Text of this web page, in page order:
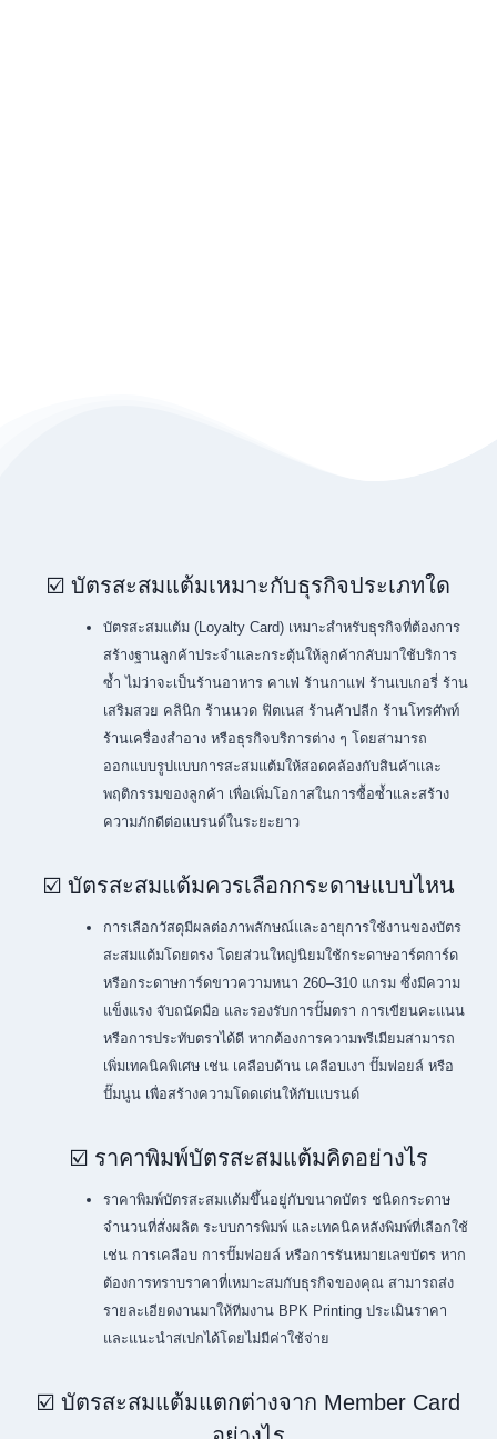
☑️ บัตรสะสมแต้มเหมาะกับธุรกิจประเภทใด
บัตรสะสมแต้ม (Loyalty Card) เหมาะสำหรับธุรกิจที่ต้องการ
สร้างฐานลูกค้าประจำและกระตุ้นให้ลูกค้ากลับมาใช้บริการ
ซ้ำ ไม่ว่าจะเป็นร้านอาหาร คาเฟ่ ร้านกาแฟ ร้านเบเกอรี่ ร้าน
เสริมสวย คลินิก ร้านนวด ฟิตเนส ร้านค้าปลีก ร้านโทรศัพท์
ร้านเครื่องสำอาง หรือธุรกิจบริการต่าง ๆ โดยสามารถ
ออกแบบรูปแบบการสะสมแต้มให้สอดคล้องกับสินค้าและ
พฤติกรรมของลูกค้า เพื่อเพิ่มโอกาสในการซื้อซ้ำและสร้าง
ความภักดีต่อแบรนด์ในระยะยาว
☑️ บัตรสะสมแต้มควรเลือกกระดาษแบบไหน
การเลือกวัสดุมีผลต่อภาพลักษณ์และอายุการใช้งานของบัตร
สะสมแต้มโดยตรง โดยส่วนใหญ่นิยมใช้กระดาษอาร์ตการ์ด
หรือกระดาษการ์ดขาวความหนา 260–310 แกรม ซึ่งมีความ
แข็งแรง จับถนัดมือ และรองรับการปั๊มตรา การเขียนคะแนน
หรือการประทับตราได้ดี หากต้องการความพรีเมียมสามารถ
เพิ่มเทคนิคพิเศษ เช่น เคลือบด้าน เคลือบเงา ปั๊มฟอยล์ หรือ
ปั๊มนูน เพื่อสร้างความโดดเด่นให้กับแบรนด์
☑️ ราคาพิมพ์บัตรสะสมแต้มคิดอย่างไร
ราคาพิมพ์บัตรสะสมแต้มขึ้นอยู่กับขนาดบัตร ชนิดกระดาษ
จำนวนที่สั่งผลิต ระบบการพิมพ์ และเทคนิคหลังพิมพ์ที่เลือกใช้
เช่น การเคลือบ การปั๊มฟอยล์ หรือการรันหมายเลขบัตร หาก
ต้องการทราบราคาที่เหมาะสมกับธุรกิจของคุณ สามารถส่ง
รายละเอียดงานมาให้ทีมงาน BPK Printing ประเมินราคา
และแนะนำสเปกได้โดยไม่มีค่าใช้จ่าย
☑️ บัตรสะสมแต้มแตกต่างจาก Member Card